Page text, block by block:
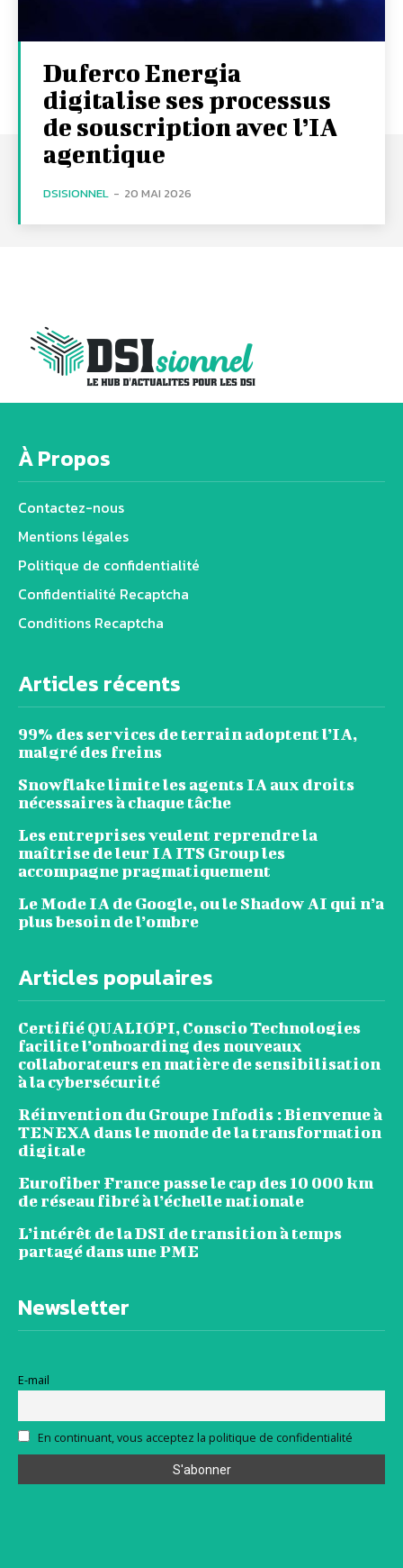
Duferco Energia
digitalise ses processus
de souscription avec l’IA
agentique
DSISIONNEL - 20 MAI 2026
À Propos
Contactez-nous
Mentions légales
Politique de confidentialité
Confidentialité Recaptcha
Conditions Recaptcha
Articles récents
99% des services de terrain adoptent l’IA,
malgré des freins
Snowflake limite les agents IA aux droits
nécessaires à chaque tâche
Les entreprises veulent reprendre la
maîtrise de leur IA ITS Group les
accompagne pragmatiquement
Le Mode IA de Google, ou le Shadow AI qui n’a
plus besoin de l’ombre
Articles populaires
Certifié QUALIOPI, Conscio Technologies
facilite l’onboarding des nouveaux
collaborateurs en matière de sensibilisation
à la cybersécurité
Réinvention du Groupe Infodis : Bienvenue à
TENEXA dans le monde de la transformation
digitale
Eurofiber France passe le cap des 10 000 km
de réseau fibré à l’échelle nationale
L’intérêt de la DSI de transition à temps
partagé dans une PME
Newsletter
E-mail
En continuant, vous acceptez la politique de confidentialité